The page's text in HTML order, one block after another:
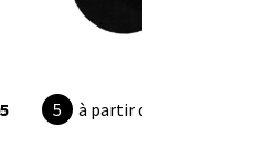
à partir de